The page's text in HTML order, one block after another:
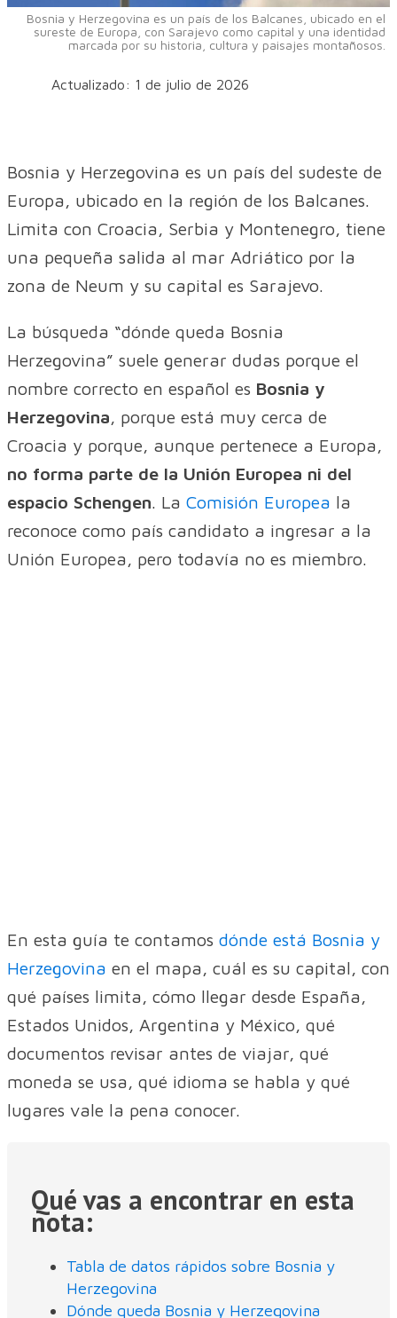
Bosnia y Herzegovina es un país de los Balcanes, ubicado en el
sureste de Europa, con Sarajevo como capital y una identidad
marcada por su historia, cultura y paisajes montañosos.
Actualizado: 1 de julio de 2026
Bosnia y Herzegovina es un país del sudeste de
Europa, ubicado en la región de los Balcanes.
Limita con Croacia, Serbia y Montenegro, tiene
una pequeña salida al mar Adriático por la
zona de Neum y su capital es Sarajevo.
La búsqueda “dónde queda Bosnia
Herzegovina” suele generar dudas porque el
nombre correcto en español es Bosnia y
Herzegovina, porque está muy cerca de
Croacia y porque, aunque pertenece a Europa,
no forma parte de la Unión Europea ni del
espacio Schengen. La Comisión Europea la
reconoce como país candidato a ingresar a la
Unión Europea, pero todavía no es miembro.
En esta guía te contamos dónde está Bosnia y
Herzegovina en el mapa, cuál es su capital, con
qué países limita, cómo llegar desde España,
Estados Unidos, Argentina y México, qué
documentos revisar antes de viajar, qué
moneda se usa, qué idioma se habla y qué
lugares vale la pena conocer.
Qué vas a encontrar en esta
nota:
Tabla de datos rápidos sobre Bosnia y
Herzegovina
Dónde queda Bosnia y Herzegovina